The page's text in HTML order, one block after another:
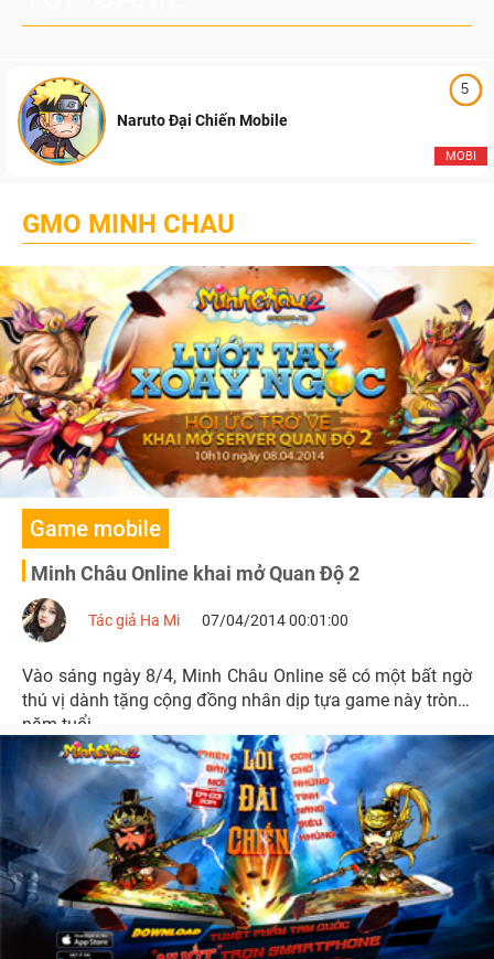
5
MOBI
Naruto Đại Chiến Mobile
GMO MINH CHAU
Game mobile
Minh Châu Online khai mở Quan Độ 2
Tác giả Ha Mi 07/04/2014 00:01:00
Vào sáng ngày 8/4, Minh Châu Online sẽ có một bất ngờ
thú vị dành tặng cộng đồng nhân dịp tựa game này tròn 3
năm tuổi.